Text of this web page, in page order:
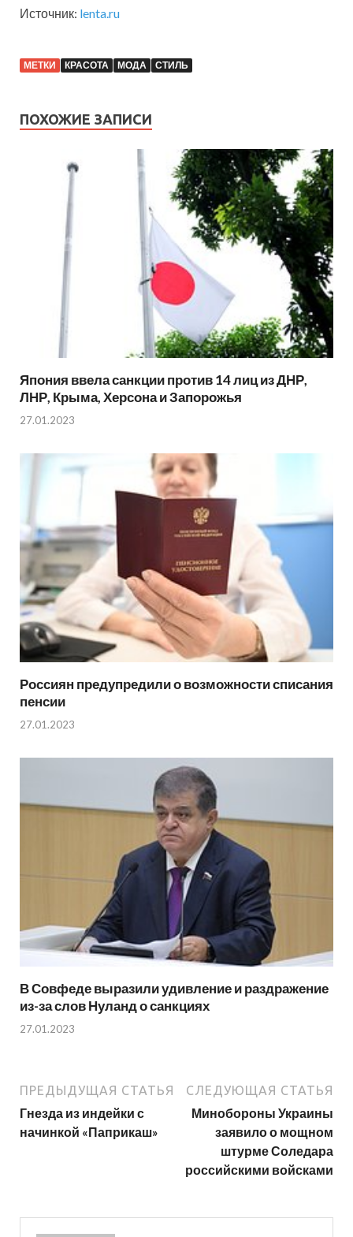
Источник: lenta.ru
МЕТКИ КРАСОТА МОДА СТИЛЬ
ПОХОЖИЕ ЗАПИСИ
Япония ввела санкции против 14 лиц из ДНР,
ЛНР, Крыма, Херсона и Запорожья
27.01.2023
Россиян предупредили о возможности списания
пенсии
27.01.2023
В Совфеде выразили удивление и раздражение
из-за слов Нуланд о санкциях
27.01.2023
ПРЕДЫДУЩАЯ СТАТЬЯ
Гнезда из индейки с
начинкой «Паприкаш»
СЛЕДУЮЩАЯ СТАТЬЯ
Минобороны Украины
заявило о мощном
штурме Соледара
российскими войсками